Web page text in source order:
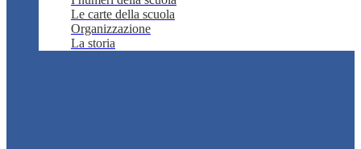
Le carte della scuola
Organizzazione
La storia